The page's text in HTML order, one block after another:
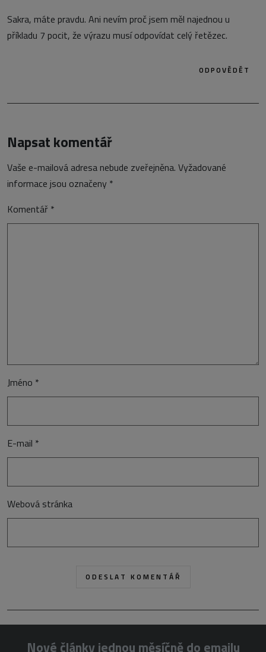
Sakra, máte pravdu. Ani nevím proč jsem měl najednou u
příkladu 7 pocit, že výrazu musí odpovídat celý řetězec.
ODPOVĚDĚT
Napsat komentář
Vaše e-mailová adresa nebude zveřejněna. Vyžadované
informace jsou označeny *
Komentář *
Jméno *
E-mail *
Webová stránka
Nové články jednou měsíčně do emailu